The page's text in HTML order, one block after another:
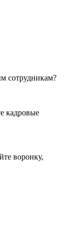
сотрудникам?
кадровые
воронку,